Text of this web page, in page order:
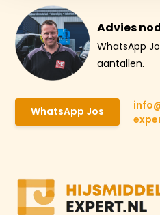
Advies
WhatsApp
aantallen.
WhatsApp Jos